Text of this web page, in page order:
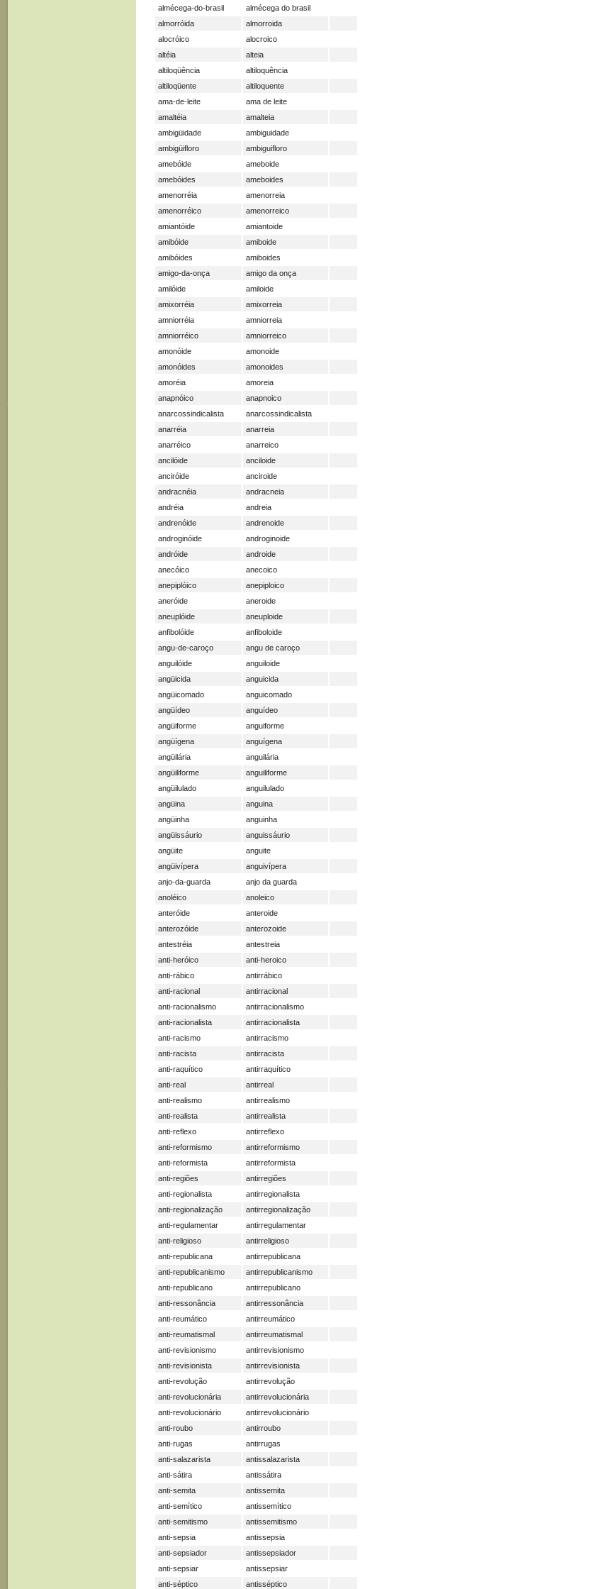
almécega-do-brasil
almécega do brasil
almorróida
almorroida
alocróico
alocroico
altéia
alteia
altiloqüência
altiloquência
altiloqüente
altiloquente
ama-de-leite
ama de leite
amaltéia
amalteia
ambigüidade
ambiguidade
ambigüifloro
ambiguifloro
amebóide
ameboide
amebóides
ameboides
amenorréia
amenorreia
amenorréico
amenorreico
amiantóide
amiantoide
amibóide
amiboide
amibóides
amiboides
amigo-da-onça
amigo da onça
amilóide
amiloide
amixorréia
amixorreia
amniorréia
amniorreia
amniorréico
amniorreico
amonóide
amonoide
amonóides
amonoides
amoréia
amoreia
anapnóico
anapnoico
anarcossindicalista
anarcossindicalista
anarréia
anarreia
anarréico
anarreico
ancilóide
anciloide
anciróide
anciroide
andracnéia
andracneia
andréia
andreia
andrenóide
andrenoide
androginóide
androginoide
andróide
androide
anecóico
anecoico
anepiplóico
anepiploico
aneróide
aneroide
aneuplóide
aneuploide
anfibolóide
anfiboloide
angu-de-caroço
angu de caroço
anguilóide
anguiloide
angüicida
anguicida
angüicomado
anguicomado
angüídeo
anguídeo
angüiforme
anguiforme
angüígena
anguígena
angüilária
anguilária
angüiliforme
anguiliforme
angüilulado
anguilulado
angüina
anguina
angüinha
anguinha
angüissáurio
anguissáurio
angüite
anguite
angüivípera
anguivípera
anjo-da-guarda
anjo da guarda
anoléico
anoleico
anteróide
anteroide
anterozóide
anterozoide
antestréia
antestreia
anti-heróico
anti-heroico
anti-rábico
antirrábico
anti-racional
antirracional
anti-racionalismo
antirracionalismo
anti-racionalista
antirracionalista
anti-racismo
antirracismo
anti-racista
antirracista
anti-raquítico
antirraquítico
anti-real
antirreal
anti-realismo
antirrealismo
anti-realista
antirrealista
anti-reflexo
antirreflexo
anti-reformismo
antirreformismo
anti-reformista
antirreformista
anti-regiões
antirregiões
anti-regionalista
antirregionalista
anti-regionalização
antirregionalização
anti-regulamentar
antirregulamentar
anti-religioso
antirreligioso
anti-republicana
antirrepublicana
anti-republicanismo
antirrepublicanismo
anti-republicano
antirrepublicano
anti-ressonância
antirressonância
anti-reumático
antirreumático
anti-reumatismal
antirreumatismal
anti-revisionismo
antirrevisionismo
anti-revisionista
antirrevisionista
anti-revolução
antirrevolução
anti-revolucionária
antirrevolucionária
anti-revolucionário
antirrevolucionário
anti-roubo
antirroubo
anti-rugas
antirrugas
anti-salazarista
antissalazarista
anti-sátira
antissátira
anti-semita
antissemita
anti-semítico
antissemítico
anti-semitismo
antissemitismo
anti-sepsia
antissepsia
anti-sepsiador
antissepsiador
anti-sepsiar
antissepsiar
anti-séptico
antisséptico